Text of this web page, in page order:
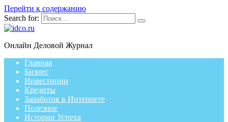
Перейти к содержанию
Search for:
Онлайн Деловой Журнал
Главная
Бизнес
Инвестиции
Кредиты
Заработок в Интернете
Полезное
Истории Успеха